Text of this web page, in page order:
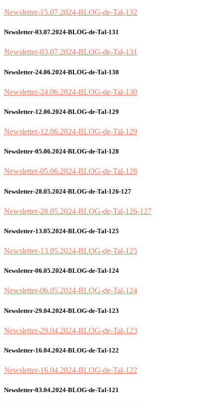
Newsletter-15.07.2024-BLOG-de-Tal-132
Newsletter-03.07.2024-BLOG-de-Tal-131
Newsletter-03.07.2024-BLOG-de-Tal-131
Newsletter-24.06.2024-BLOG-de-Tal-130
Newsletter-24.06.2024-BLOG-de-Tal-130
Newsletter-12.06.2024-BLOG-de-Tal-129
Newsletter-12.06.2024-BLOG-de-Tal-129
Newsletter-05.06.2024-BLOG-de-Tal-128
Newsletter-05.06.2024-BLOG-de-Tal-128
Newsletter-28.05.2024-BLOG-de-Tal-126-127
Newsletter-28.05.2024-BLOG-de-Tal-126-127
Newsletter-13.05.2024-BLOG-de-Tal-125
Newsletter-13.05.2024-BLOG-de-Tal-125
Newsletter-06.05.2024-BLOG-de-Tal-124
Newsletter-06.05.2024-BLOG-de-Tal-124
Newsletter-29.04.2024-BLOG-de-Tal-123
Newsletter-29.04.2024-BLOG-de-Tal-123
Newsletter-16.04.2024-BLOG-de-Tal-122
Newsletter-16.04.2024-BLOG-de-Tal-122
Newsletter-03.04.2024-BLOG-de-Tal-121